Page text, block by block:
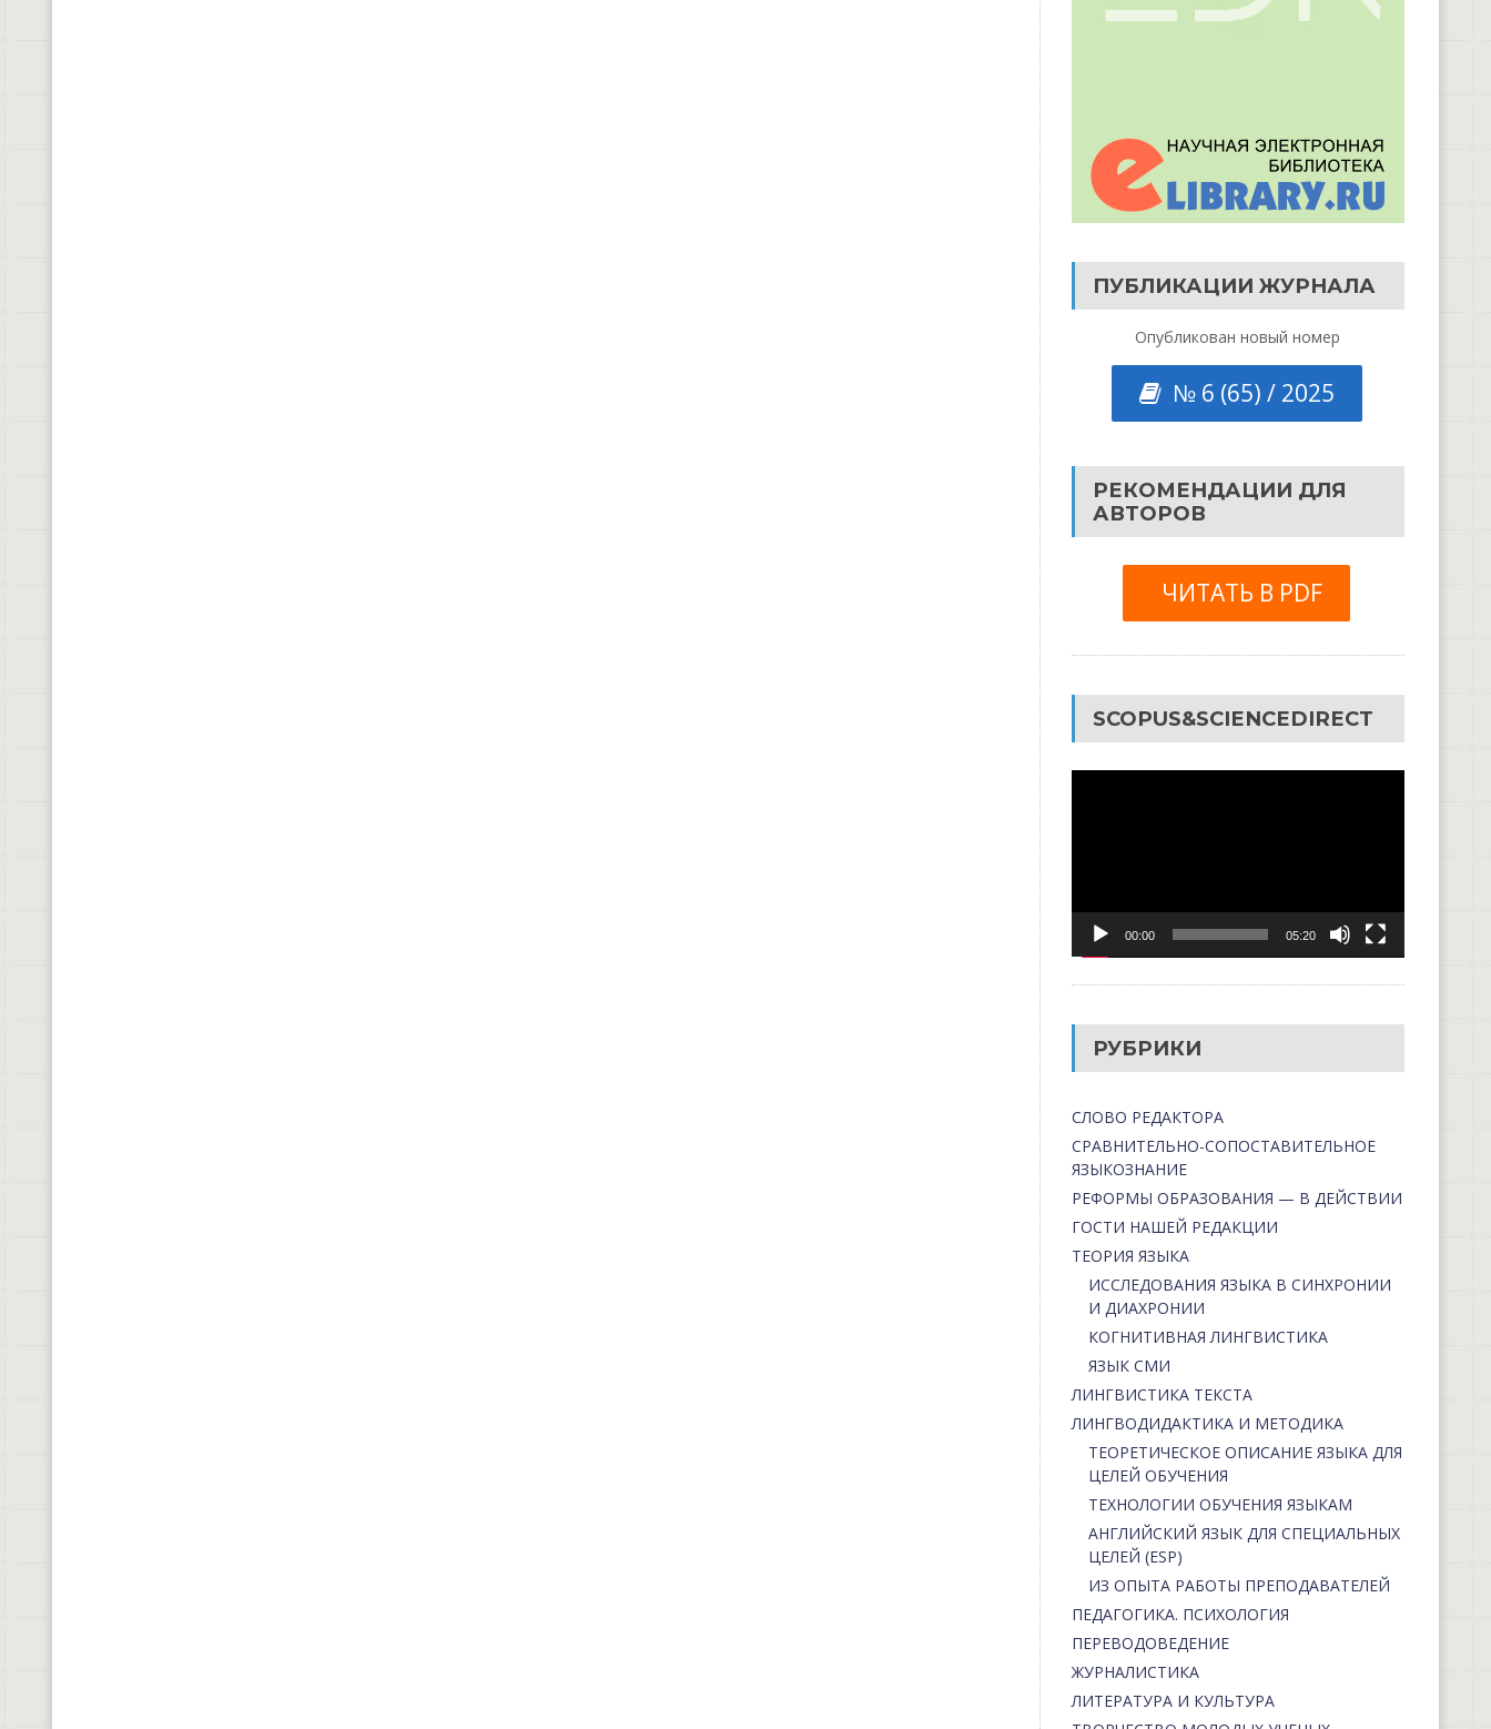
ПУБЛИКАЦИИ ЖУРНАЛА
Опубликован новый номер
№ 6 (65) / 2025
РЕКОМЕНДАЦИИ ДЛЯ
АВТОРОВ
ЧИТАТЬ В PDF
SCOPUS&SCIENCEDIRECT
00:00 05:20
РУБРИКИ
СЛОВО РЕДАКТОРА
СРАВНИТЕЛЬНО-СОПОСТАВИТЕЛЬНОЕ
ЯЗЫКОЗНАНИЕ
РЕФОРМЫ ОБРАЗОВАНИЯ — В ДЕЙСТВИИ
ГОСТИ НАШЕЙ РЕДАКЦИИ
ТЕОРИЯ ЯЗЫКА
ИССЛЕДОВАНИЯ ЯЗЫКА В СИНХРОНИИ
И ДИАХРОНИИ
КОГНИТИВНАЯ ЛИНГВИСТИКА
ЯЗЫК СМИ
ЛИНГВИСТИКА ТЕКСТА
ЛИНГВОДИДАКТИКА И МЕТОДИКА
ТЕОРЕТИЧЕСКОЕ ОПИСАНИЕ ЯЗЫКА ДЛЯ
ЦЕЛЕЙ ОБУЧЕНИЯ
ТЕХНОЛОГИИ ОБУЧЕНИЯ ЯЗЫКАМ
АНГЛИЙСКИЙ ЯЗЫК ДЛЯ СПЕЦИАЛЬНЫХ
ЦЕЛЕЙ (ESP)
ИЗ ОПЫТА РАБОТЫ ПРЕПОДАВАТЕЛЕЙ
ПЕДАГОГИКА. ПСИХОЛОГИЯ
ПЕРЕВОДОВЕДЕНИЕ
ЖУРНАЛИСТИКА
ЛИТЕРАТУРА И КУЛЬТУРА